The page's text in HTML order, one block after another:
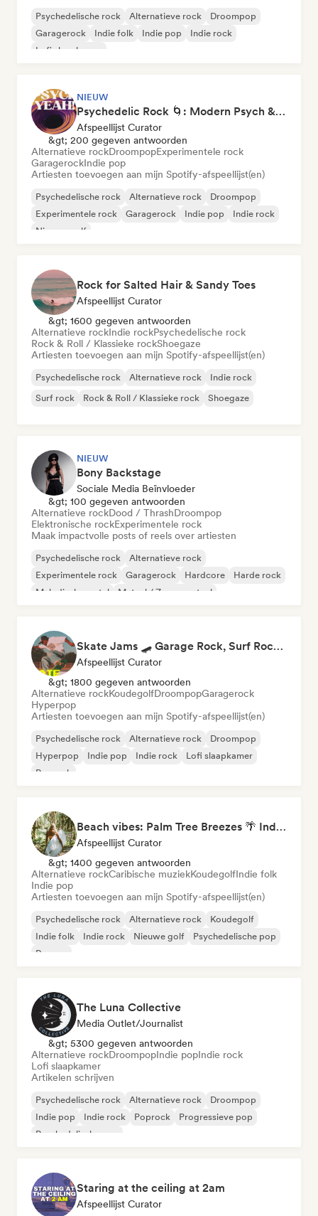
Psychedelische rock Alternatieve rock
Droompop
Garagerock
Indie folk Indie pop
Indie rock
Lofi slaapkamer
NIEUW
Psychedelic Rock 🌀: Modern Psych & Turkish Vibes
Afspeellijst Curator
&gt; 200 gegeven antwoorden
Alternatieve rockDroompopExperimentele rock
GaragerockIndie pop
Artiesten toevoegen aan mijn Spotify-afspeellijst(en)
Psychedelische rock Alternatieve rock
Droompop
Experimentele rock
Garagerock Indie pop
Indie rock
Nieuwe golf
Rock for Salted Hair & Sandy Toes
Afspeellijst Curator
&gt; 1600 gegeven antwoorden
Alternatieve rockIndie rockPsychedelische rock
Rock & Roll / Klassieke rockShoegaze
Artiesten toevoegen aan mijn Spotify-afspeellijst(en)
Psychedelische rock Alternatieve rock
Indie rock
Surf rock
Rock & Roll / Klassieke rock Shoegaze
NIEUW
Bony Backstage
Sociale Media Beïnvloeder
&gt; 100 gegeven antwoorden
Alternatieve rockDood / ThrashDroompop
Elektronische rockExperimentele rock
Maak impactvolle posts of reels over artiesten
Psychedelische rock
Alternatieve rock
Experimentele rock
Garagerock Hardcore
Harde rock
Melodische metal
Metaal / Zwaar metaal
Skate Jams 🛹 Garage Rock, Surf Rock & Neo-Psych
Afspeellijst Curator
&gt; 1800 gegeven antwoorden
Alternatieve rockKoudegolfDroompopGaragerock
Hyperpop
Artiesten toevoegen aan mijn Spotify-afspeellijst(en)
Psychedelische rock Alternatieve rock
Droompop
Hyperpop
Indie pop Indie rock
Lofi slaapkamer
Poprock
Beach vibes: Palm Tree Breezes 🌴 Indie Folk, Acoustic & Singer-Songwriter
Afspeellijst Curator
&gt; 1400 gegeven antwoorden
Alternatieve rockCaribische muziekKoudegolfIndie folk
Indie pop
Artiesten toevoegen aan mijn Spotify-afspeellijst(en)
Psychedelische rock Alternatieve rock
Koudegolf
Indie folk
Indie rock Nieuwe golf
Psychedelische pop
Reggae
The Luna Collective
Media Outlet/Journalist
&gt; 5300 gegeven antwoorden
Alternatieve rockDroompopIndie popIndie rock
Lofi slaapkamer
Artikelen schrijven
Psychedelische rock Alternatieve rock
Droompop
Indie pop
Indie rock Poprock
Progressieve pop
Psychedelische pop
Staring at the ceiling at 2am
Afspeellijst Curator